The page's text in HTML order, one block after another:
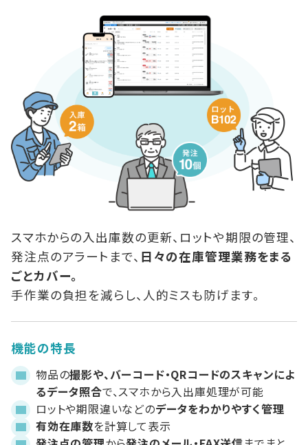
スマホからの入出庫数の更新、ロットや期限の管理、
発注点のアラートまで、 日々の在庫管理業務をまる
ごとカバー。
手作業の負担を減らし、人的ミスも防げます。
機能の特長
物品の撮影や、バーコード・QRコードのスキャンによ
るデータ照合で、スマホから入出庫処理が可能
ロットや期限違いなどのデータをわかりやすく管理
有効在庫数を計算して表示